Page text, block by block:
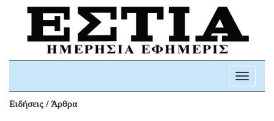
Toggle
Ειδήσεις / Άρθρα